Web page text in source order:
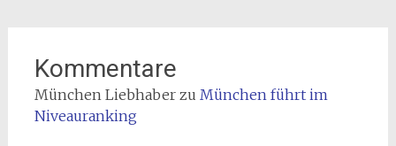
Kommentare
München Liebhaberzu München führt im
Niveauranking